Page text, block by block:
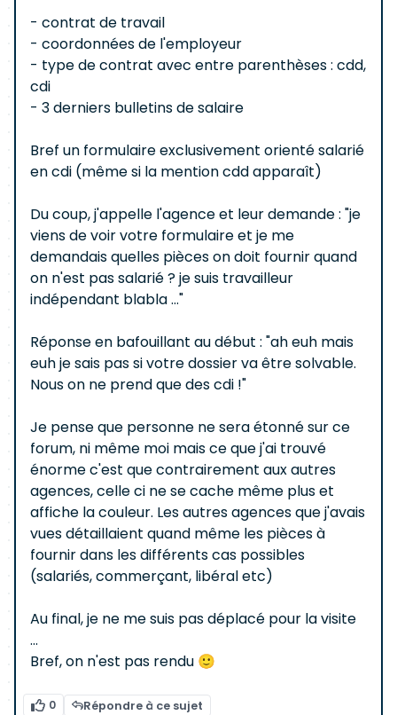
- contrat de travail
- coordonnées de l'employeur
- type de contrat avec entre parenthèses : cdd,
cdi
- 3 derniers bulletins de salaire
Bref un formulaire exclusivement orienté salarié
en cdi (même si la mention cdd apparaît)
Du coup, j'appelle l'agence et leur demande : "je
viens de voir votre formulaire et je me
demandais quelles pièces on doit fournir quand
on n'est pas salarié ? je suis travailleur
indépendant blabla ..."
Réponse en bafouillant au début : "ah euh mais
euh je sais pas si votre dossier va être solvable.
Nous on ne prend que des cdi !"
Je pense que personne ne sera étonné sur ce
forum, ni même moi mais ce que j'ai trouvé
énorme c'est que contrairement aux autres
agences, celle ci ne se cache même plus et
affiche la couleur. Les autres agences que j'avais
vues détaillaient quand même les pièces à
fournir dans les différents cas possibles
(salariés, commerçant, libéral etc)
Au final, je ne me suis pas déplacé pour la visite
...
Bref, on n'est pas rendu 🙂
0 Répondre à ce sujet